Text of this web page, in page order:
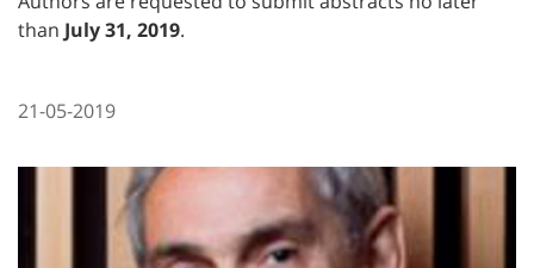
than July 31, 2019.
21-05-2019